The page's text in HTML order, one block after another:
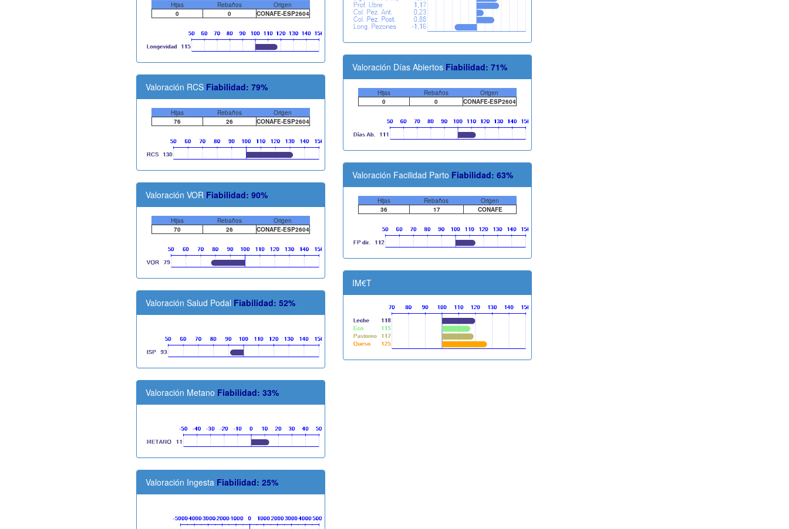
Hijas Rebaños
Origen
0
0 CONAFE-ESP2604
Valoración RCS Fiabilidad: 79%
Hijas Rebaños
Origen
76
26 CONAFE-ESP2604
Valoración VOR Fiabilidad: 90%
Hijas Rebaños
Origen
70
26 CONAFE-ESP2604
Valoración Salud Podal Fiabilidad: 52%
Valoración Metano Fiabilidad: 33%
Valoración Ingesta Fiabilidad: 25%
Valoración Días Abiertos Fiabilidad: 71%
Hijas Rebaños
Origen
0
0 CONAFE-ESP2604
Valoración Facilidad Parto Fiabilidad: 63%
Hijas Rebaños
Origen
36
17 CONAFE
IM€T